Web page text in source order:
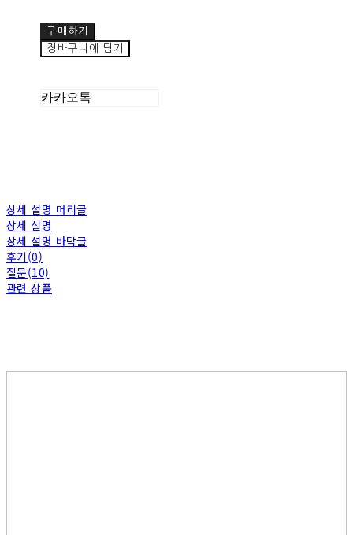
구매하기
장바구니에 담기
카카오톡
상세 설명 머리글
상세 설명
상세 설명 바닥글
후기(0)
질문(10)
관련 상품